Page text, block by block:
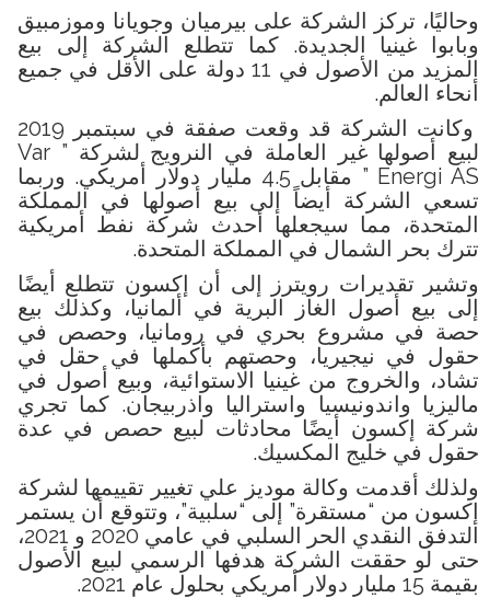
وحاليًا، تركز الشركة على بيرميان وجويانا وموزمبيق
وبابوا غينيا الجديدة. كما تتطلع الشركة إلى بيع
المزيد من الأصول في 11 دولة على الأقل في جميع
أنحاء العالم.
وكانت الشركة قد وقعت صفقة في سبتمبر 2019
لبيع أصولها غير العاملة في النرويج لشركة ” Var
Energi AS ” مقابل 4.5 مليار دولار أمريكي. وربما
تسعي الشركة أيضاً إلى بيع أصولها في المملكة
المتحدة، مما سيجعلها أحدث شركة نفط أمريكية
تترك بحر الشمال في المملكة المتحدة.
وتشير تقديرات رويترز إلى أن إكسون تتطلع أيضًا
إلى بيع أصول الغاز البرية في ألمانيا، وكذلك بيع
حصة في مشروع بحري في رومانيا، وحصص في
حقول في نيجيريا، وحصتهم بأكملها في حقل في
تشاد، والخروج من غينيا الاستوائية، وبيع أصول في
ماليزيا واندونيسيا واستراليا واذربيجان. كما تجري
شركة إكسون أيضًا محادثات لبيع حصص في عدة
حقول في خليج المكسيك.
ولذلك أقدمت وكالة موديز علي تغيير تقييمها لشركة
إكسون من “مستقرة” إلى “سلبية”، وتتوقع أن يستمر
التدفق النقدي الحر السلبي في عامي 2020 و 2021،
حتى لو حققت الشركة هدفها الرسمي لبيع الأصول
بقيمة 15 مليار دولار أمريكي بحلول عام 2021.